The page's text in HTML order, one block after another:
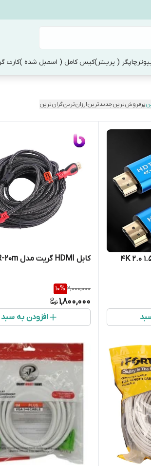
چاپگر ( پرینتر)کیس کامل ( اسمبل شده )کارت
پرفروش‌ترینجدیدترینارزان‌ترینگران‌ترین
کابل HDMI گریت مدل GR-20m
2,000,000
10%
1,800,000
افزودن به سبد